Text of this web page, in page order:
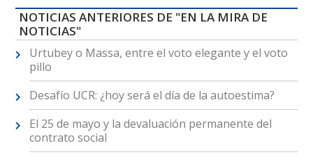
NOTICIAS ANTERIORES DE "EN LA MIRA DE
NOTICIAS"
Urtubey o Massa, entre el voto elegante y el voto
pillo
Desafío UCR: ¿hoy será el día de la autoestima?
El 25 de mayo y la devaluación permanente del
contrato social